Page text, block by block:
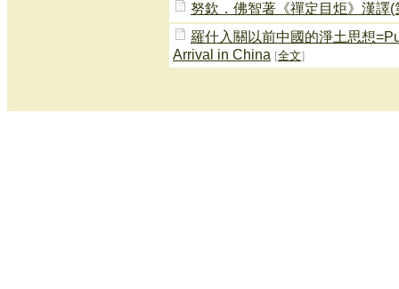
努欽．佛智著《禪定目炬》漢譯(
羅什入關以前中國的淨土思想
Arrival in China [全文]